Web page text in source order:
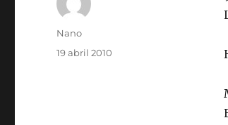
Autor
Nano
Publicado
19 abril 2010